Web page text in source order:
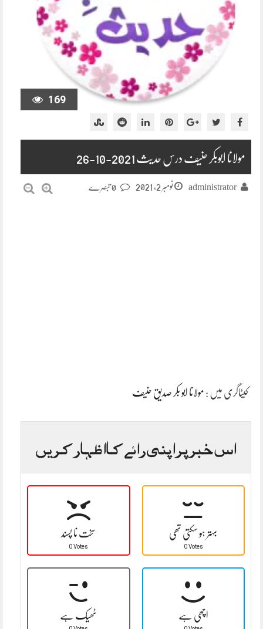
169
مولانا ابوبکر حنیف درس حدیث 2021-10-26
administrator نومبر 2, 2021
کیٹاگری میں : مولانا ابو بکر صدیق حنیف
اس خبر پر اپنی رائے کا اظہار کریں
سخت نا پسند
0 Votes
بہتر ہو سکتی تھی
0 Votes
ٹھیک ہے اچھی ہے